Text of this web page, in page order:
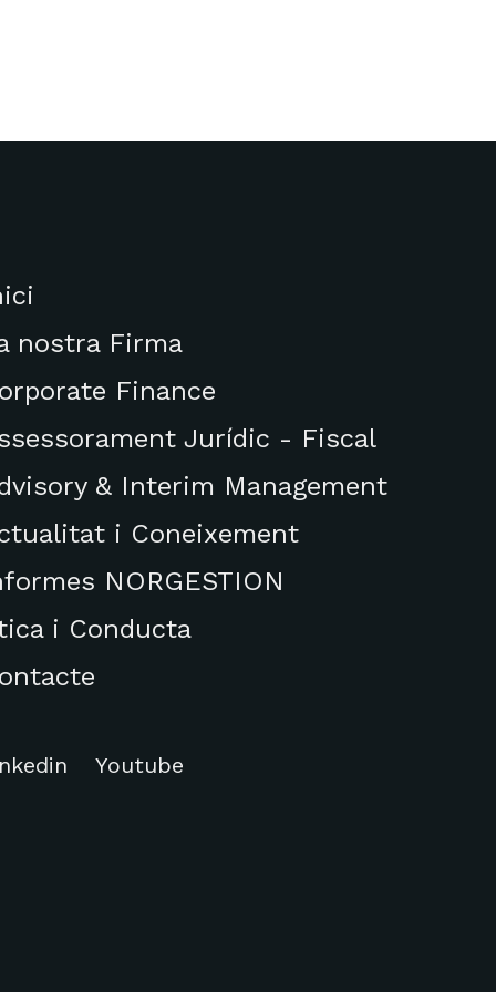
nostra Firma
Finance
Jurídic - Fiscal
& Interim Management
i Coneixement
NORGESTION
i Conducta
Youtube